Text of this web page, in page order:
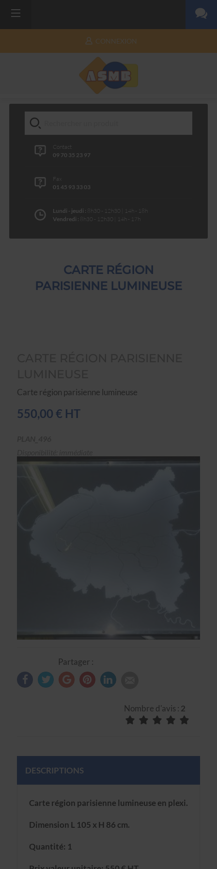
CONNEXION
Contact
09 70 35 23 97
Fax
01 45 93 33 03
Lundi - jeudi : 8h30 - 12h30 | 14h - 18h
Vendredi : 8h30 - 12h30 | 14h - 17h
CARTE RÉGION
PARISIENNE LUMINEUSE
Carte région parisienne lumineuse
550,00 € HT
Partager :
Nombre d'avis : 2
DESCRIPTIONS
Carte région parisienne lumineuse en plexi.
Dimension L 105 x H 86 cm.
Quantité: 1